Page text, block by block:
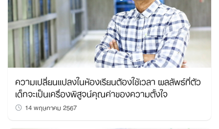
ความเปลี่ยนแปลงในห้องเรียนต้องใช้เวลา ผลลัพธ์ที่ตัว
เด็กจะเป็นเครื่องพิสูจน์คุณค่าของความตั้งใจ
14 พฤษภาคม 2567